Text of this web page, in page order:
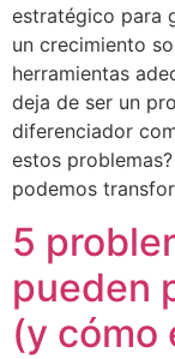
estratégico para
un crecimiento
herramientas
deja de ser un
diferenciador
estos
podemos
5
pueden
(y cómo